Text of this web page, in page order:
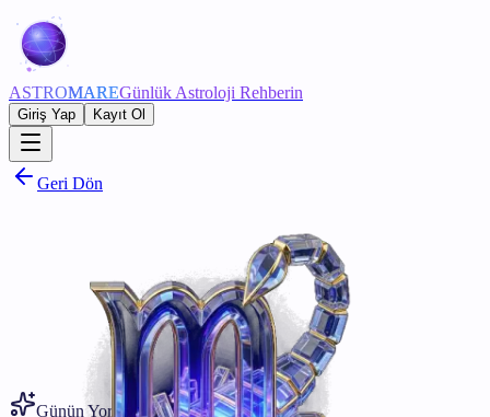
ASTROMAREGünlük Astroloji Rehberin
Giriş Yap Kayıt Ol
Geri Dön
Günün Yorumu • 8 Ağustos